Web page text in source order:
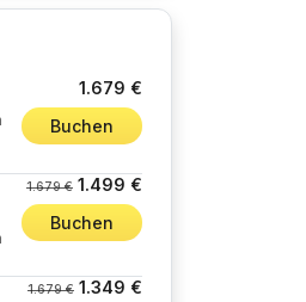
1.679 €
Buchen
1.679 €1.499 €
Buchen
1.679 €1.349 €